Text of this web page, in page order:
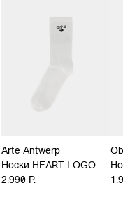
Arte Antwerp
Носки HEART LOGO
2.990 Р.